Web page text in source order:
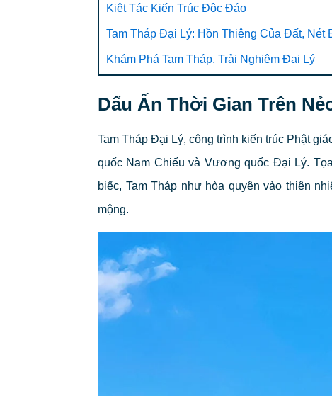
Kiệt Tác Kiến Trúc Độc Đáo
Tam Tháp Đại Lý: Hồn Thiêng Của Đất, Nét
Khám Phá Tam Tháp, Trải Nghiệm Đại Lý
Dấu Ấn Thời Gian Trên
Tam Tháp Đại Lý, công trình kiến trúc Phật
quốc Nam Chiếu và Vương quốc Đại Lý.
biếc, Tam Tháp như hòa quyện vào thiên
mộng.